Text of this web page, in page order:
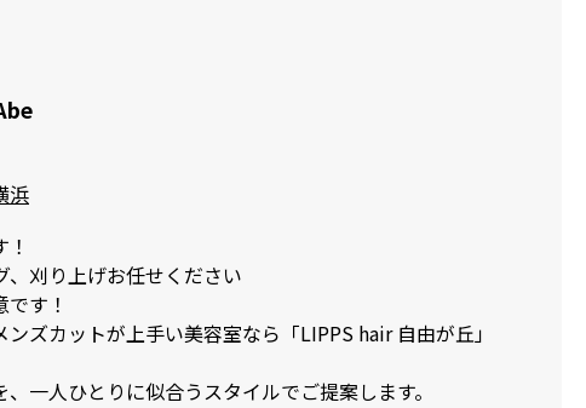
浜
、刈り上げお任せください
す！
ンズカットが上手い美容室なら「LIPPS hair 自由が丘」
、一人ひとりに似合うスタイルでご提案します。